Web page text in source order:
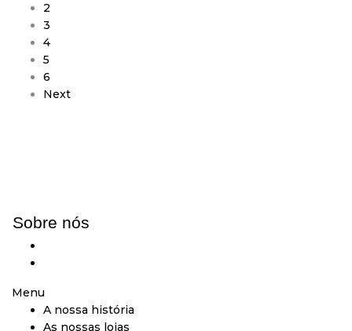
2
3
4
5
6
Next
Sobre nós
Menu
A nossa história
As nossas lojas